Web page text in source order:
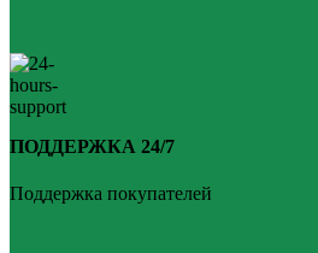
ПОДДЕРЖКА 24/7
Поддержка покупателей